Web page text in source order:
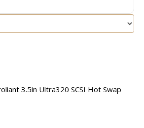
3.5in Ultra320 SCSI Hot Swap